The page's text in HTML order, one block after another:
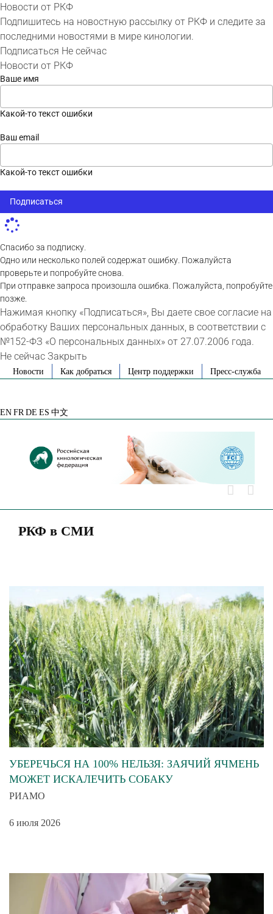
Новости от РКФ
Подпишитесь на новостную рассылку от РКФ и следите за
последними новостями в мире кинологии.
Подписаться Не сейчас
Новости от РКФ
Ваше имя
Какой-то текст ошибки
Ваш email
Какой-то текст ошибки
Подписаться
Спасибо за подписку.
Одно или несколько полей содержат ошибку. Пожалуйста
проверьте и попробуйте снова.
При отправке запроса произошла ошибка. Пожалуйста, попробуйте
позже.
Нажимая кнопку «Подписаться», Вы даете свое согласие на
обработку Ваших персональных данных, в соответствии с
№152-ФЗ «О персональных данных» от 27.07.2006 года.
Не сейчас Закрыть
SkipНовости Как добраться Центр поддержки Пресс-служба
EN FR DE ES 中文
РКФ в СМИ
УБЕРЕЧЬСЯ НА 100% НЕЛЬЗЯ: ЗАЯЧИЙ ЯЧМЕНЬ
МОЖЕТ ИСКАЛЕЧИТЬ СОБАКУ
РИАМО
6 июля 2026